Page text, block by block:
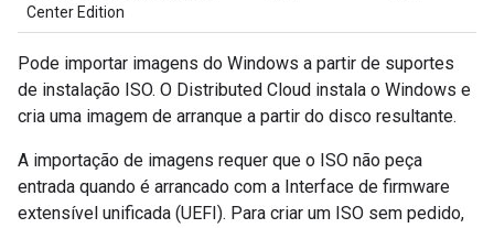
Center Edition
Pode importar imagens do Windows a partir de suportes
de instalação ISO. O Distributed Cloud instala o Windows e
cria uma imagem de arranque a partir do disco resultante.
A importação de imagens requer que o ISO não peça
entrada quando é arrancado com a Interface de firmware
extensível unificada (UEFI). Para criar um ISO sem pedido,